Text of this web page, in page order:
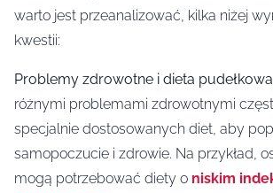
warto jest przeanalizować, kilka niżej
kwestii:
Problemy zdrowotne i dieta
różnymi problemami zdrowotnymi
specjalnie dostosowanych diet, aby
samopoczucie i zdrowie. Na przykład,
mogą potrzebować diety o niskim